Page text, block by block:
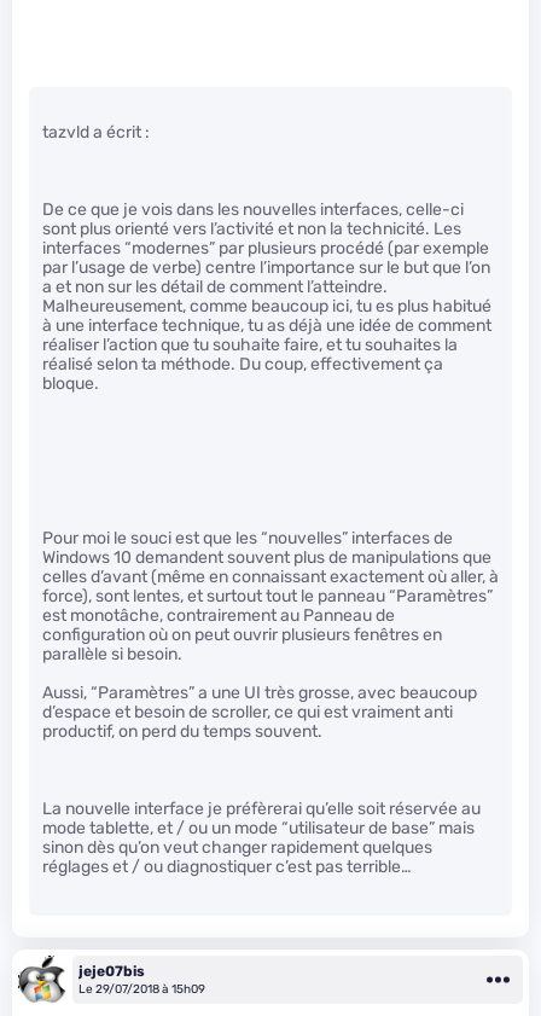
tazvld a écrit :
De ce que je vois dans les nouvelles interfaces, celle-ci
sont plus orienté vers l’activité et non la technicité. Les
interfaces “modernes” par plusieurs procédé (par exemple
par l’usage de verbe) centre l’importance sur le but que l’on
a et non sur les détail de comment l’atteindre.
Malheureusement, comme beaucoup ici, tu es plus habitué
à une interface technique, tu as déjà une idée de comment
réaliser l’action que tu souhaite faire, et tu souhaites la
réalisé selon ta méthode. Du coup, effectivement ça
bloque.
Pour moi le souci est que les “nouvelles” interfaces de
Windows 10 demandent souvent plus de manipulations que
celles d’avant (même en connaissant exactement où aller, à
force), sont lentes, et surtout tout le panneau “Paramètres”
est monotâche, contrairement au Panneau de
configuration où on peut ouvrir plusieurs fenêtres en
parallèle si besoin.
Aussi, “Paramètres” a une UI très grosse, avec beaucoup
d’espace et besoin de scroller, ce qui est vraiment anti
productif, on perd du temps souvent.
La nouvelle interface je préfèrerai qu’elle soit réservée au
mode tablette, et / ou un mode “utilisateur de base” mais
sinon dès qu’on veut changer rapidement quelques
réglages et / ou diagnostiquer c’est pas terrible…
jeje07bis
Le 29/07/2018 à 15h09